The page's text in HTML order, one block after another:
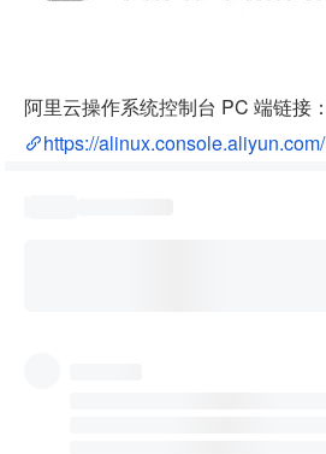
阿里云操作系统控制台 PC 端链接：
https://alinux.console.aliyun.com/